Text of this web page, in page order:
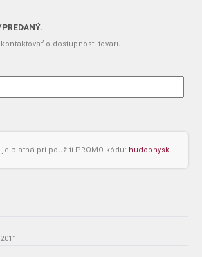
o dostupnosti tovaru
platná pri použití PROMO kódu: hudobnysk